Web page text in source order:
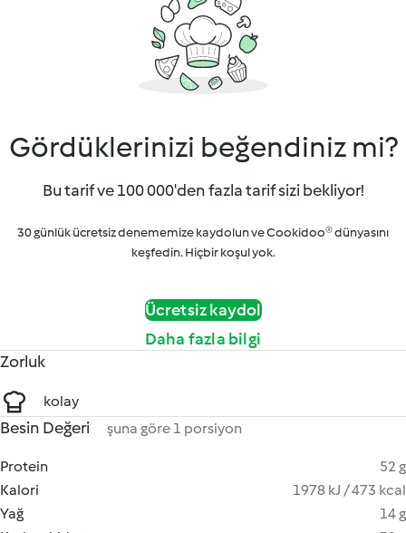
Gördüklerinizi beğendiniz mi?
Bu tarif ve 100 000'den fazla tarif sizi bekliyor!
30 günlük ücretsiz denememize kaydolun ve Cookidoo® dünyasını
keşfedin. Hiçbir koşul yok.
Ücretsiz kaydol
Daha fazla bilgi
Zorluk
kolay
Besin Değeri şuna göre 1 porsiyon
Protein
52 g
Kalori
1978 kJ / 473 kcal
Yağ
14 g